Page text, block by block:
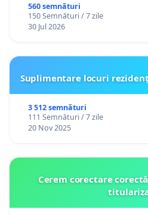
560 semnături
150 Semnături / 7 zile
30 Jul 2026
Suplimentare locuri
3 512 semnături
111 Semnături / 7 zile
20 Nov 2025
Cerem corectare